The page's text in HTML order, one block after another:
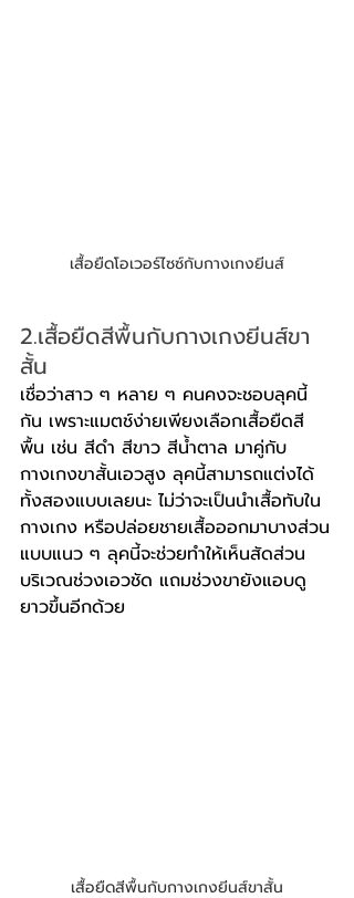
เสื้อยืดโอเวอร์ไซซ์กับกางเกงยีนส์
2.เสื้อยืดสีพื้นกับกางเกงยีนส์ขา
สั้น
เชื่อว่าสาว ๆ หลาย ๆ คนคงจะชอบลุคนี้
กัน เพราะแมตช์ง่ายเพียงเลือกเสื้อยืดสี
พื้น เช่น สีดำ สีขาว สีน้ำตาล มาคู่กับ
กางเกงขาสั้นเอวสูง ลุคนี้สามารถแต่งได้
ทั้งสองแบบเลยนะ ไม่ว่าจะเป็นนำเสื้อทับใน
กางเกง หรือปล่อยชายเสื้อออกมาบางส่วน
แบบแนว ๆ ลุคนี้จะช่วยทำให้เห็นสัดส่วน
บริเวณช่วงเอวชัด แถมช่วงขายังแอบดู
ยาวขึ้นอีกด้วย
เสื้อยืดสีพื้นกับกางเกงยีนส์ขาสั้น